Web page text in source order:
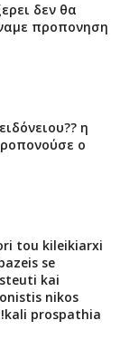
δεν θα
προπονηση
η
ο
tou kileikiarxi
se
kai
nikos
prospathia